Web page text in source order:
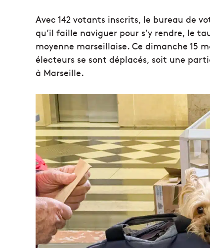
Avec 142 votants inscrits, le bureau de
qu’il faille naviguer pour s’y rendre, le
moyenne marseillaise. Ce dimanche 15
électeurs se sont déplacés, soit une
à Marseille.